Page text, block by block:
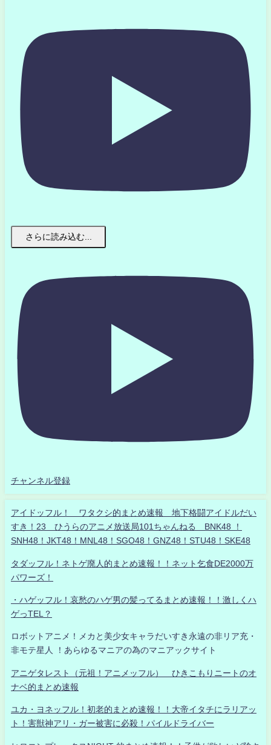
さらに読み込む...
チャンネル登録
アイドッフル！ ワタクシ的まとめ速報 地下格闘アイドルだい
すき！23 ひうらのアニメ放送局101ちゃんねる BNK48 ！
SNH48！JKT48！MNL48！SGO48！GNZ48！STU48！SKE48
タダッフル！ネトゲ廃人的まとめ速報！！ネット乞食DE2000万
パワーズ！
・ハゲッフル！哀愁のハゲ男の髪ってるまとめ速報！！激しくハ
ゲっTEL？
ロボットアニメ！メカと美少女キャラだいすき永遠の非リア充・
非モテ星人 ！あらゆるマニアの為のマニアックサイト
アニゲタレスト（元祖！アニメッフル） ひきこもりニートのオ
ナベ的まとめ速報
ユカ・ヨネッフル！初老的まとめ速報！！大帝イタチにラリアッ
ト！害獣神アリ・ガー被害に必殺！パイルドライバー